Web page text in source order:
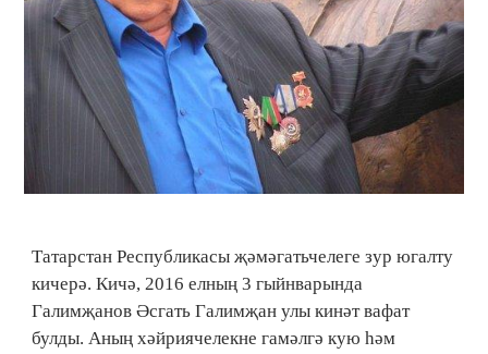
Татарстан Республикасы җәмәгатьчелеге зур югалту
кичерә. Кичә, 2016 елның 3 гыйнварында
Галимҗанов Әсгать Галимҗан улы кинәт вафат
булды. Аның хәйриячелекне гамәлгә кую һәм